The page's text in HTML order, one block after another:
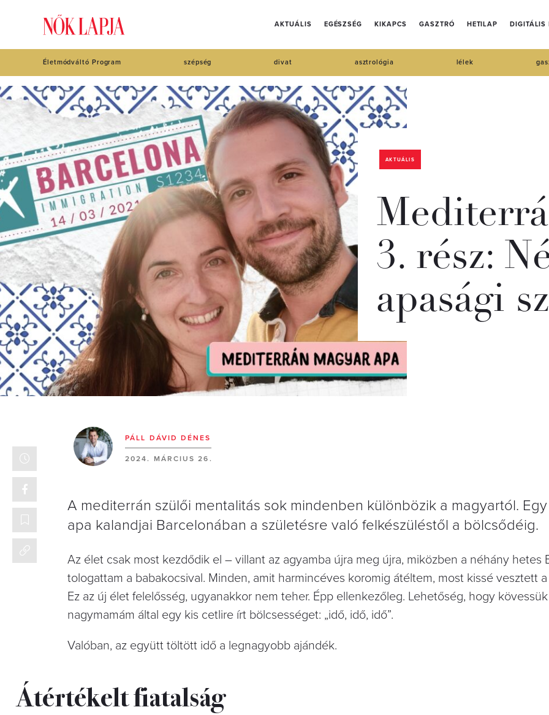
AKTUÁLIS EGÉSZSÉG KIKAPCS GASZTRÓ HETILAP DIGITÁLIS
Életmódváltó Program szépség divat asztrológia lélek
AKTUÁLIS
3. rész:
apasági
PÁLL DÁVID DÉNES
2024. MÁRCIUS 26.
A mediterrán szülői mentalitás sok mindenben különbözik a magyartól.
apa kalandjai Barcelonában a születésre való felkészüléstől a bölcsődéig.
Az élet csak most kezdődik el – villant az agyamba újra meg újra, miközben a néhány hetes
tologattam a babakocsival. Minden, amit harmincéves koromig átéltem, most kissé vesztett
Ez az új élet felelősség, ugyanakkor nem teher. Épp ellenkezőleg. Lehetőség, hogy
nagymamám által egy kis cetlire írt bölcsességet: „idő, idő, idő”.
Valóban, az együtt töltött idő a legnagyobb ajándék.
Átértékelt fiatalság